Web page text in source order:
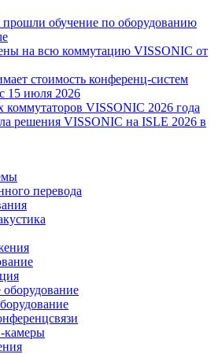
обучение по оборудованию
на всю коммутацию VISSONIC от
стоимость конференц-систем
15 июля 2026
VISSONIC 2026 года
решения VISSONIC на ISLE 2026 в
перевода
камеры